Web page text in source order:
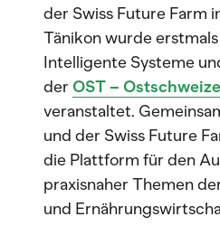
der Swiss Future Farm
Tänikon wurde
Intelligente Systeme
der OST –
veranstaltet.
und der Swiss Future
die Plattform für den
praxisnaher Themen
und